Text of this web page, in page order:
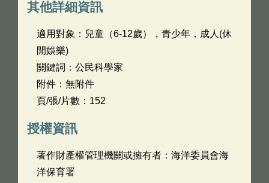
其他詳細資訊
適用對象：兒童（6-12歲），青少年，成人(休
閒娛樂)
關鍵詞：公民科學家
附件：無附件
頁/張/片數：152
授權資訊
著作財產權管理機關或擁有者：海洋委員會海
洋保育署